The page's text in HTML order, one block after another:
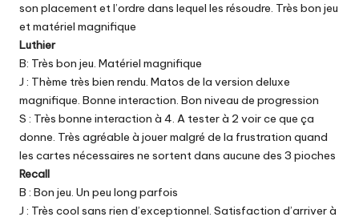
son placement et l’ordre dans lequel les résoudre. Très bon jeu
et matériel magnifique
Luthier
B: Très bon jeu. Matériel magnifique
J : Thème très bien rendu. Matos de la version deluxe
magnifique. Bonne interaction. Bon niveau de progression
S : Très bonne interaction à 4. A tester à 2 voir ce que ça
donne. Très agréable à jouer malgré de la frustration quand
les cartes nécessaires ne sortent dans aucune des 3 pioches
Recall
B : Bon jeu. Un peu long parfois
J : Très cool sans rien d’exceptionnel. Satisfaction d’arriver à